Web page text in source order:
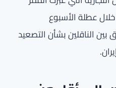
عطلة الأسبوع
بين الناقلين بشأن التصعيد